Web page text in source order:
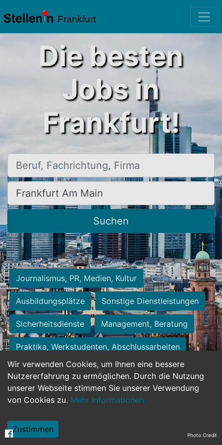
Frankfurt
Wir verwenden Cookies, um Ihnen eine bessere
Nutzererfahrung zu ermöglichen. Durch die Nutzung
unserer Webseite stimmen Sie unserer Verwendung
von Cookies zu. Mehr Informationen
Zustimmen
Die besten
Jobs in
Frankfurt!
Beruf, Fachrichtung, Firma
Ort, Stadt
Suchen
Journalismus, PR, Medien, Kultur
Ausbildungsplätze Sonstige Dienstleistungen
Sicherheitsdienste Management, Beratung
Praktika, Werkstudenten, Abschlussarbeiten
Personalwesen Assistenz, Sekretariat
Hilfskräfte, Aushilfs- und Nebenjobs
Weiterbildung, Studium, duale Ausbildung Photo Credit